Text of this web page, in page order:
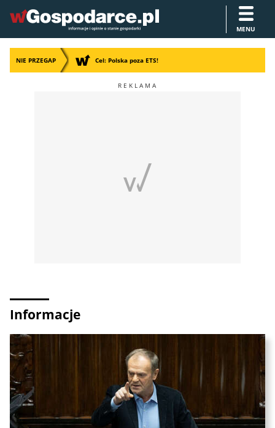
MENU
NIE PRZEGAP Cel: Polska poza ETS!
Informacje